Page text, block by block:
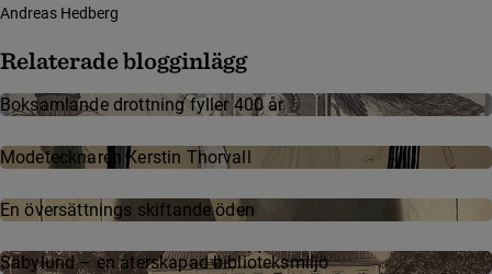
Andreas Hedberg
Relaterade blogginlägg
Boksamlande drottning fyller 400 år
Mode­teck­na­ren Kerstin Thor­vall
En översättnings skiftande öden
Säbylund – en återskapad biblioteksmiljö